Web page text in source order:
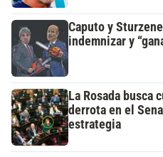
Caputo y
indemnizar y
La Rosada busca
derrota en el
estrategia